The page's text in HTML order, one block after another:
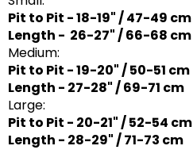
Pit to Pit - 18-19" / 47-49 cm
Length - 26-27" / 66-68 cm
Medium:
Pit to Pit - 19-20" / 50-51 cm
Length - 27-28" / 69-71 cm
Large:
Pit to Pit - 20-21" / 52-54 cm
Length - 28-29" / 71-73 cm